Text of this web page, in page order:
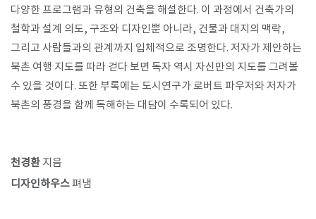
다양한 프로그램과 유형의 건축을 해설한다. 이 과정에서 건축가의
철학과 설계 의도, 구조와 디자인뿐 아니라, 건물과 대지의 맥락,
그리고 사람들과의 관계까지 입체적으로 조명한다. 저자가 제안하는
북촌 여행 지도를 따라 걷다 보면 독자 역시 자신만의 지도를 그려볼
수 있을 것이다. 또한 부록에는 도시연구가 로버트 파우저와 저자가
북촌의 풍경을 함께 독해하는 대담이 수록되어 있다.
천경환 지음
디자인하우스펴냄​